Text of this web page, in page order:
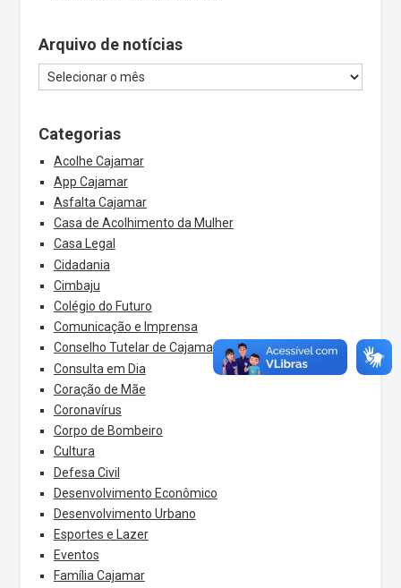
Arquivo de notícias
Categorias
Acolhe Cajamar
App Cajamar
Asfalta Cajamar
Casa de Acolhimento da Mulher
Casa Legal
Cidadania
Cimbaju
Colégio do Futuro
Comunicação e Imprensa
Conselho Tutelar de Cajamar
Consulta em Dia
Coração de Mãe
Coronavírus
Corpo de Bombeiro
Cultura
Defesa Civil
Desenvolvimento Econômico
Desenvolvimento Urbano
Esportes e Lazer
Eventos
Família Cajamar